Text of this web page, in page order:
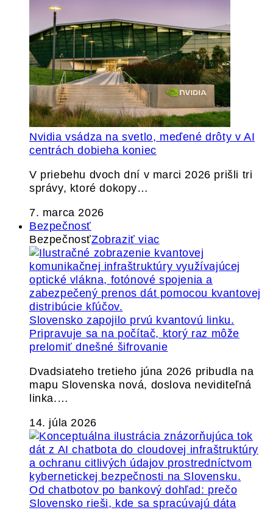
Nvidia vsádza na svetlo, meďené drôty v AI
centrách dobieha koniec
V priebehu dvoch dní v marci 2026 prišli tri
správy, ktoré dokopy…
7. marca 2026
Bezpečnosť
BezpečnosťZobraziť viac
Slovensko zapojilo prvú kvantovú linku.
Pripravuje sa na počítač, ktorý raz môže
prelomiť dnešné šifrovanie
Dvadsiateho tretieho júna 2026 pribudla na
mapu Slovenska nová, doslova neviditeľná
linka.…
14. júla 2026
Od chatbotov po bankový dohľad: prečo
Slovensko rieši, kde sa spracúvajú dáta